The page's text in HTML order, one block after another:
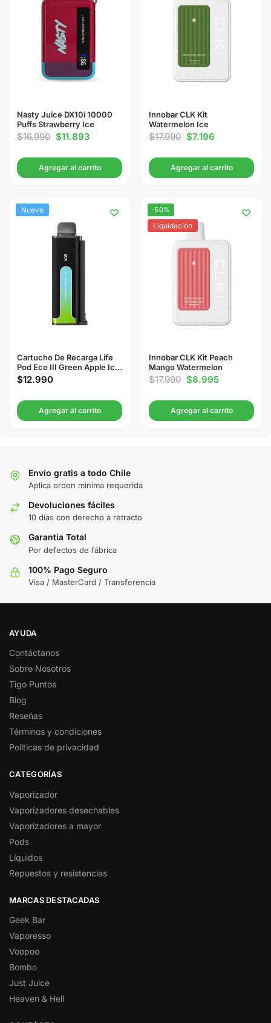
Nasty Juice DX10i 10000
Puffs Strawberry Ice
$16.990 $11.893
Agregar al carrito
Innobar CLK Kit
Watermelon Ice
$17.990 $7.196
Agregar al carrito
Nuevo
Cartucho De Recarga Life
Pod Eco III Green Apple Ice
20000 Puffs
$12.990
Agregar al carrito
-50%
Liquidación
Innobar CLK Kit Peach
Mango Watermelon
$17.990 $8.995
Agregar al carrito
Envío gratis a todo Chile
Aplica orden minima requerida
Devoluciones fáciles
10 días con derecho a retracto
Garantía Total
Por defectos de fábrica
100% Pago Seguro
Visa / MasterCard / Transferencia
AYUDA
Contáctanos
Sobre Nosotros
Tigo Puntos
Blog
Reseñas
Términos y condiciones
Políticas de privacidad
CATEGORÍAS
Vaporizador
Vaporizadores desechables
Vaporizadores a mayor
Pods
Líquidos
Repuestos y resistencias
MARCAS DESTACADAS
Geek Bar
Vaporesso
Voopoo
Bombo
Just Juice
Heaven & Hell